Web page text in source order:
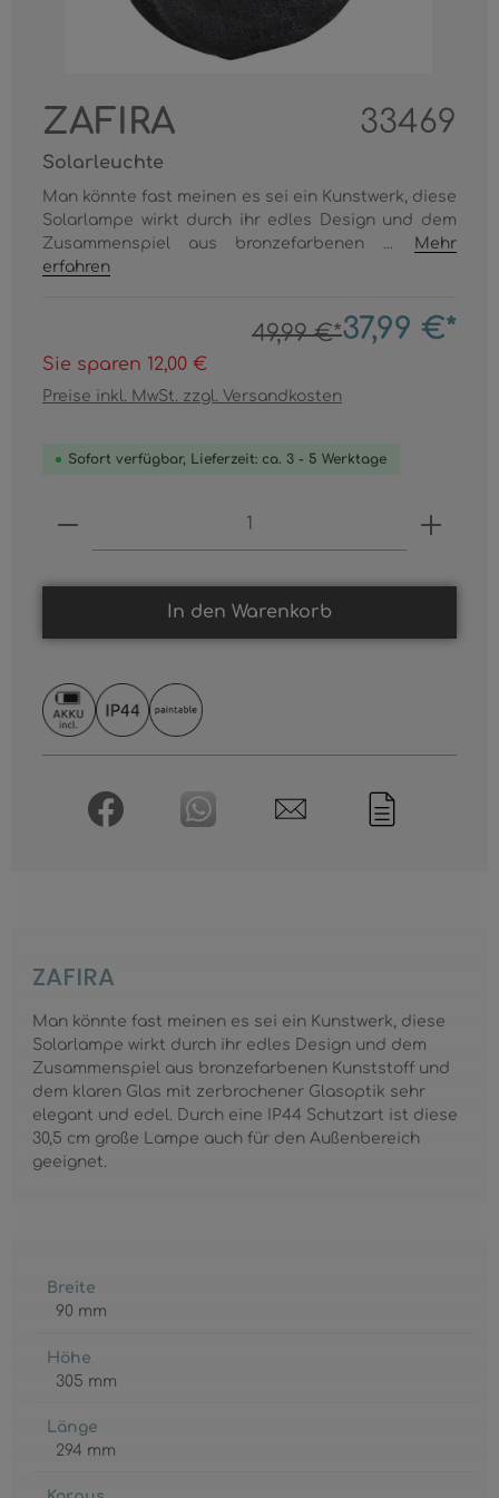
ZAFIRA 33469
Solarleuchte
Man könnte fast meinen es sei ein Kunstwerk, diese
Solarlampe wirkt durch ihr edles Design und dem
Zusammenspiel aus bronzefarbenen ...
Mehr
erfahren
49,99 €*37,99 €*
Sie sparen 12,00 €
Preise inkl. MwSt. zzgl. Versandkosten
Sofort verfügbar, Lieferzeit: ca. 3 - 5 Werktage
Produkt Anzahl: Gib den
In den Warenkorb
ZAFIRA
Man könnte fast meinen es sei ein Kunstwerk, diese
Solarlampe wirkt durch ihr edles Design und dem
Zusammenspiel aus bronzefarbenen Kunststoff und
dem klaren Glas mit zerbrochener Glasoptik sehr
elegant und edel. Durch eine IP44 Schutzart ist diese
30,5 cm große Lampe auch für den Außenbereich
geeignet.
Breite
90 mm
Höhe
305 mm
Länge
294 mm